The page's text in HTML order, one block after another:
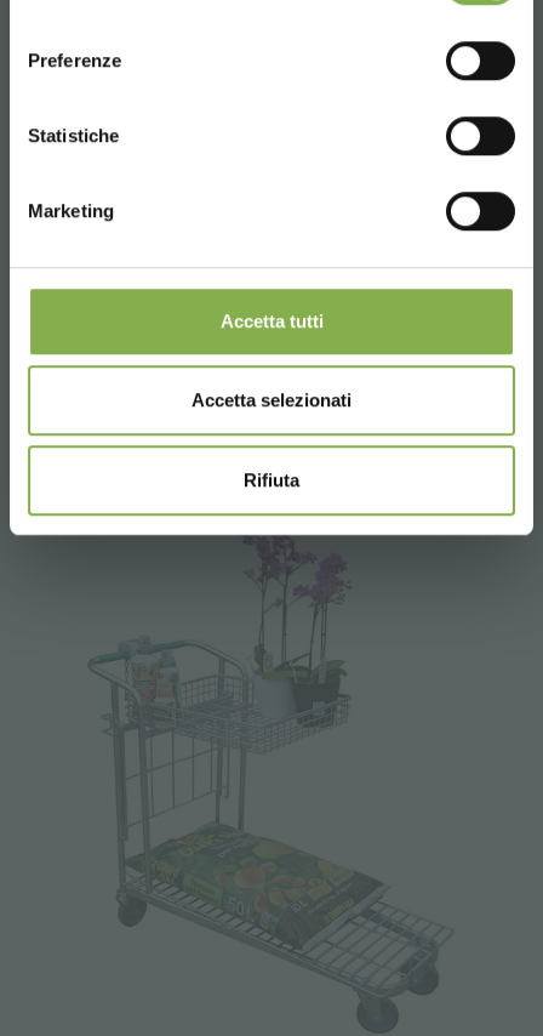
Preferenze
Statistiche
Marketing
Accetta tutti
Accetta selezionati
Rifiuta
Carrito auto servicio "Garden flor 3
repisas"